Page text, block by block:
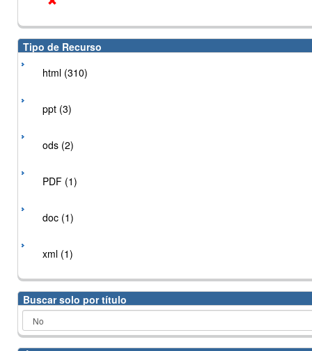
Tipo de Recurso
html (310)
ppt (3)
ods (2)
PDF (1)
doc (1)
xml (1)
Buscar solo por título